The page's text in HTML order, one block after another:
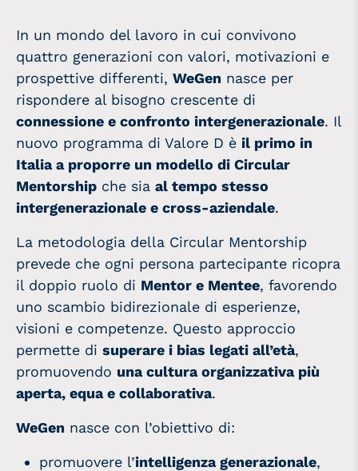
In un mondo del lavoro in cui convivono
quattro generazioni con valori, motivazioni e
prospettive differenti, WeGen nasce per
rispondere al bisogno crescente di
connessione e confronto intergenerazionale. Il
nuovo programma di Valore D è il primo in
Italia a proporre un modello di Circular
Mentorship che sia al tempo stesso
intergenerazionale e cross-aziendale.
La metodologia della Circular Mentorship
prevede che ogni persona partecipante ricopra
il doppio ruolo di Mentor e Mentee, favorendo
uno scambio bidirezionale di esperienze,
visioni e competenze. Questo approccio
permette di superare i bias legati all’età,
promuovendo una cultura organizzativa più
aperta, equa e collaborativa.
WeGen nasce con l’obiettivo di:
promuovere l’intelligenza generazionale,